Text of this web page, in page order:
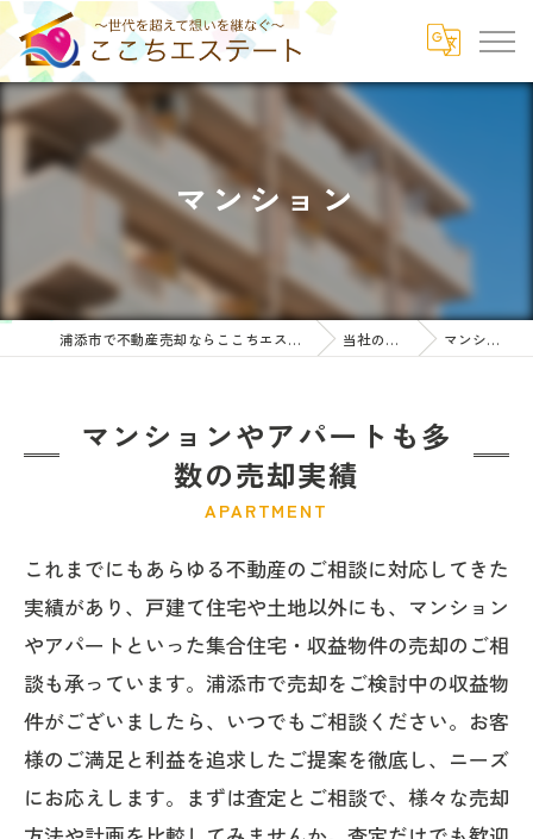
マンション
浦添市で不動産売却ならここちエステート 当社の特徴 マンション
マンションやアパートも多
数の売却実績
APARTMENT
これまでにもあらゆる不動産のご相談に対応してきた
実績があり、戸建て住宅や土地以外にも、マンション
やアパートといった集合住宅・収益物件の売却のご相
談も承っています。浦添市で売却をご検討中の収益物
件がございましたら、いつでもご相談ください。お客
様のご満足と利益を追求したご提案を徹底し、ニーズ
にお応えします。まずは査定とご相談で、様々な売却